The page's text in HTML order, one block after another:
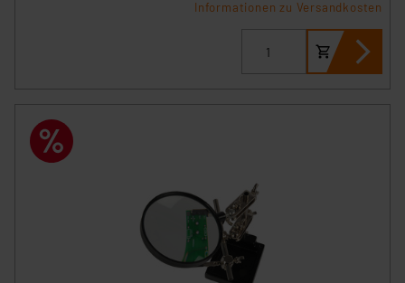
Informationen zu Versandkosten